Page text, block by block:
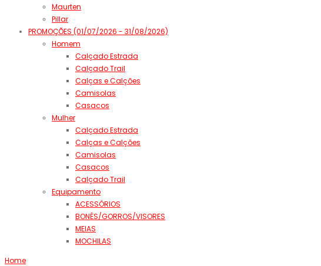
Maurten
Pillar
PROMOÇÕES (01/07/2026 - 31/08/2026)
Homem
Calçado Estrada
Calçado Trail
Calças e Calções
Camisolas
Casacos
Mulher
Calçado Estrada
Calças e Calções
Camisolas
Casacos
Calçado Trail
Equipamento
ACESSÓRIOS
BONÉS/GORROS/VISORES
MEIAS
MOCHILAS
Home